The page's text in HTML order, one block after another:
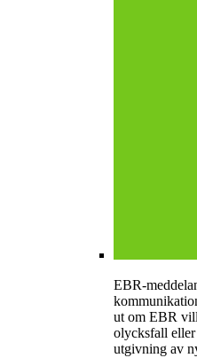
EBR-
ut om EBR
olycksfall
utgivning av